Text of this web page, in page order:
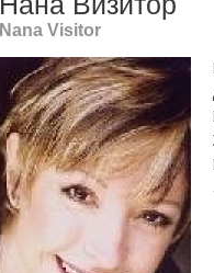
Nana Visitor